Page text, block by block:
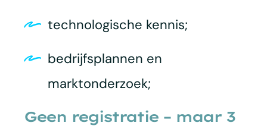
technologische kennis;
bedrijfsplannen en
marktonderzoek;
Geen registratie – maar 3